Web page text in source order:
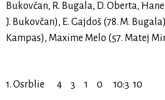
Bukovčan, R. Bugala, D. Oberta,
J. Bukovčan), E. Gajdoš (78. M.
Kampas), Maxime Melo (57. Matej
1. Osrblie 4 3 1 0 10:3 10